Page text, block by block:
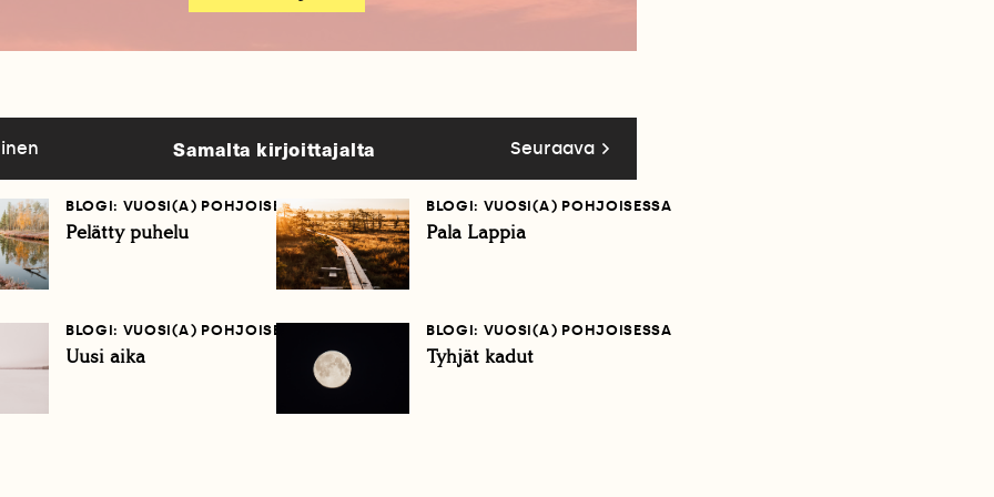
Samalta kirjoittajalta Seuraava
BLOGI: VUOSI(A) POHJOISESSA
Pelätty puhelu
BLOGI: VUOSI(A) POHJOISESSA
Pala Lappia
BLOGI: VUOSI(A) POHJOISESSA
Uusi aika
BLOGI: VUOSI(A) POHJOISESSA
Tyhjät kadut